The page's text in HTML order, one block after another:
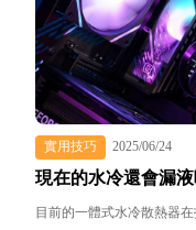
實用技巧 2025/06/24
現在的水冷還會漏
目前的一體式水冷散熱器